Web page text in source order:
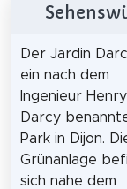
Der Jardin
ein nach dem
Ingenieur Henry
Darcy
Park in Dijon.
Grünanlage
sich nahe dem